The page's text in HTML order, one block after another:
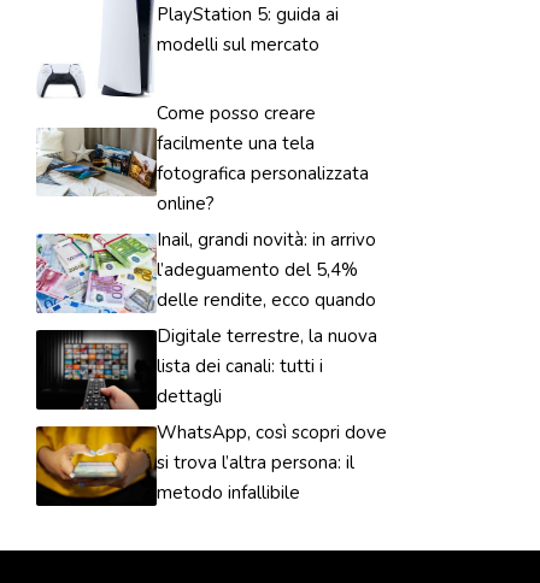
PlayStation 5: guida ai
modelli sul mercato
Come posso creare
facilmente una tela
fotografica personalizzata
online?
Inail, grandi novità: in arrivo
l’adeguamento del 5,4%
delle rendite, ecco quando
Digitale terrestre, la nuova
lista dei canali: tutti i
dettagli
WhatsApp, così scopri dove
si trova l’altra persona: il
metodo infallibile